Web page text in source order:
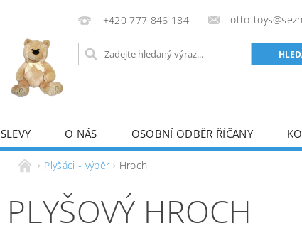
+420 777 846 184 otto-
SLEVY O NÁS OSOBNÍ ODBĚR ŘÍČANY
Plyšáci - výběr Hroch
PLYŠOVÝ HROCH